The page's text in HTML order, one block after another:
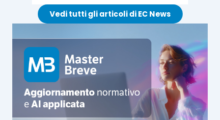
Vedi tutti gli articoli di EC News